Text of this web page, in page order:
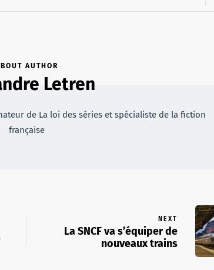
AUTHOR
Letren
de La loi des séries et spécialiste de la fiction
française
NEXT
La SNCF va s’équiper de
nouveaux trains